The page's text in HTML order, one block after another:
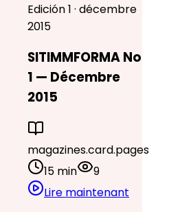
Edición 1 · décembre
2015
SITIMMFORMA No
1 — Décembre
2015
magazines.card.pages
15 min
9
Lire maintenant